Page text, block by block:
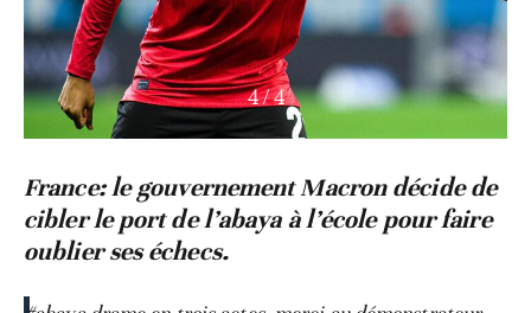
1/4
France: le gouvernement Macron décide de
cibler le port de l’abaya à l’école pour faire
oublier ses échecs.